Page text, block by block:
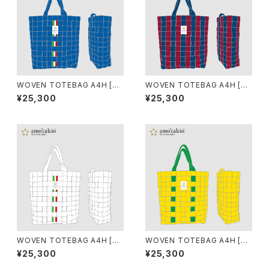
WOVEN TOTEBAG A4H [AZ
ZURI]
¥25,300
WOVEN TOTEBAG A4H [BA
RCELONA]
¥25,300
WOVEN TOTEBAG A4H [BI
ANCO]
¥25,300
WOVEN TOTEBAG A4H [SE
LECAO]
¥25,300